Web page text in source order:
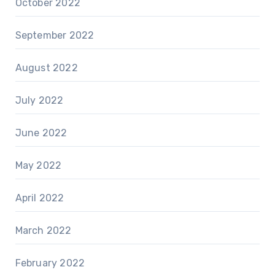
October 2022
September 2022
August 2022
July 2022
June 2022
May 2022
April 2022
March 2022
February 2022